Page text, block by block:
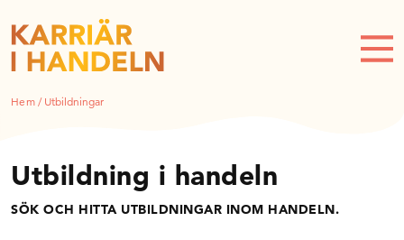
Hem/ Utbildningar
Utbildning i handeln
SÖK OCH HITTA UTBILDNINGAR INOM HANDELN.